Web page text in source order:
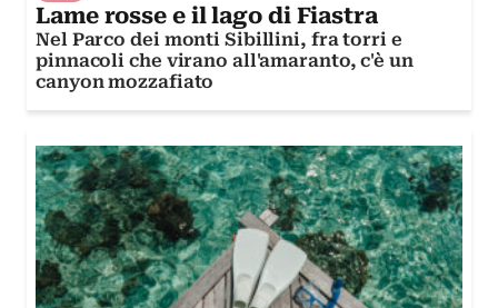
Lame rosse e il lago di Fiastra
Nel Parco dei monti Sibillini, fra torri e
pinnacoli che virano all'amaranto, c'è un
canyon mozzafiato